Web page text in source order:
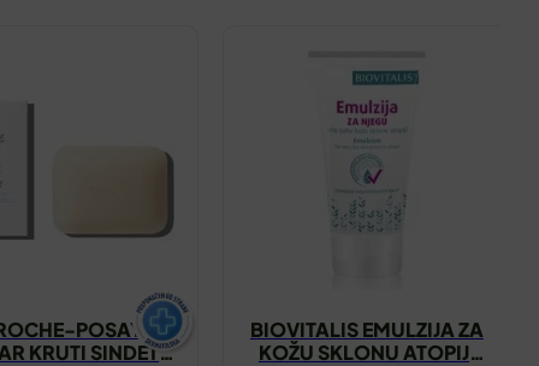
POSAY
KRUTI SINDET
BIOVITALIS EMULZIJA ZA
KOŽU SKLONU ATOPIJI